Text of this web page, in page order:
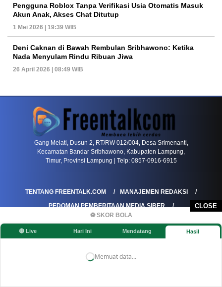
CLOSE
⚽ SKOR BOLA
🔴 Live Hari Ini Mendatang Hasil
Memuat data...
Pengguna Roblox Tanpa Verifikasi Usia Otomatis Masuk
Akun Anak, Akses Chat Ditutup
1 Mei 2026 | 19:39 WIB
Deni Caknan di Bawah Rembulan Sribhawono: Ketika
Nada Menyulam Rindu Ribuan Jiwa
26 April 2026 | 08:49 WIB
Gang Melati, Dusun 2, RT/RW 012/004, Desa Srimenanti,
Kecamatan Bandar Sribhawono, Kabupaten Lampung,
Timur, Provinsi Lampung | Telp: 0857-0916-6915
TENTANG FREENTALK.COM
MANAJEMEN REDAKSI
PEDOMAN PEMBERITAAN MEDIA SIBER
PEDOMAN PEMBERITAAN RAMAH ANAK
KOREKSI & KLARIFIKASI
KEBIJAKAN IKLAN / ADVERTORIAL